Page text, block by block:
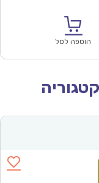
הוספה לסל